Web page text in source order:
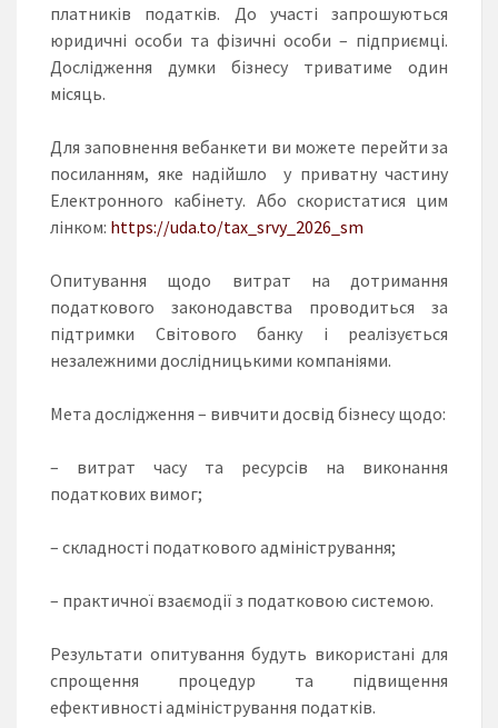
платників податків. До участі запрошуються
юридичні особи та фізичні особи – підприємці.
Дослідження думки бізнесу триватиме один
місяць.
Для заповнення вебанкети ви можете перейти за
посиланням, яке надійшло у приватну частину
Електронного кабінету. Або скористатися цим
лінком: https://uda.to/tax_srvy_2026_sm
Опитування щодо витрат на дотримання
податкового законодавства проводиться за
підтримки Світового банку і реалізується
незалежними дослідницькими компаніями.
Мета дослідження – вивчити досвід бізнесу щодо:
– витрат часу та ресурсів на виконання
податкових вимог;
– складності податкового адміністрування;
– практичної взаємодії з податковою системою.
Результати опитування будуть використані для
спрощення процедур та підвищення
ефективності адміністрування податків.